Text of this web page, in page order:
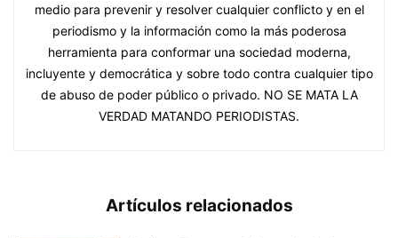
medio para prevenir y resolver cualquier conflicto y en el
periodismo y la información como la más poderosa
herramienta para conformar una sociedad moderna,
incluyente y democrática y sobre todo contra cualquier tipo
de abuso de poder público o privado. NO SE MATA LA
VERDAD MATANDO PERIODISTAS.
Artículos relacionados